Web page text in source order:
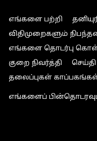
எங்களை பற்றி
விதிமுறைகளும்
எங்களை தொடர்பு
குறை நிவர்த்தி
செய்தி
தலைப்புகள்
எங்களைப்